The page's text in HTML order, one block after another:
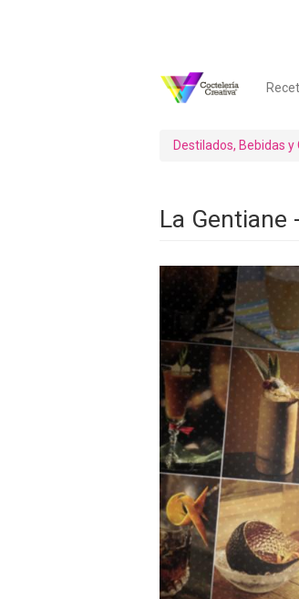
Navegación
Menú
cuenta
de
Destilados, Bebidas y
La Gentiane